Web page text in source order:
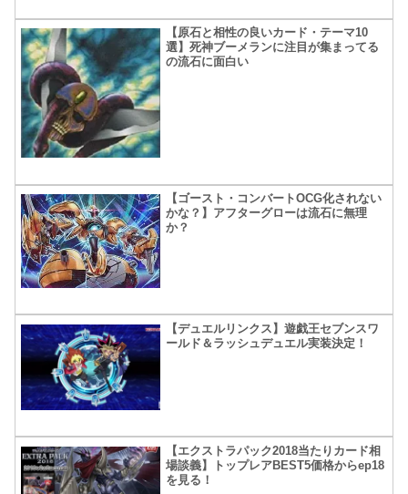
【原石と相性の良いカード・テーマ10
選】死神ブーメランに注目が集まってる
の流石に面白い
【ゴースト・コンバートOCG化されない
かな？】アフターグローは流石に無理
か？
【デュエルリンクス】遊戯王セブンスワ
ールド＆ラッシュデュエル実装決定！
【エクストラパック2018当たりカード相
場談義】トップレアBEST5価格からep18
を見る！